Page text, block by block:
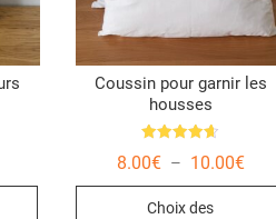
Coussin pour garnir les
housses
4.67
8.00€ – 10.00€Plage
Choix des